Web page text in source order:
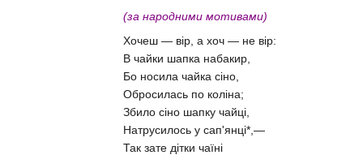
(за народними мотивами)
Хочеш — вір, а хоч — не вір:
В чайки шапка набакир,
Бо носила чайка сіно,
Обросилась по коліна;
Збило сіно шапку чайці,
Натрусилось у сап'янці*,—
Так зате дітки чаїні